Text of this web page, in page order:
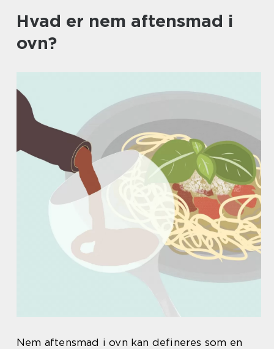
Hvad er nem aftensmad i
ovn?
Nem aftensmad i ovn kan defineres som en